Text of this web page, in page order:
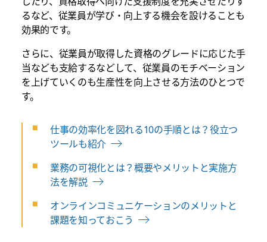
るなど、従業員が学び・向上する機会を設けることも
効果的です。
さらに、従業員が取得した資格のグレードに応じた手
当なども支給するなどして、従業員のモチベーション
を上げていくのも生産性を向上させる方法のひとつで
す。
仕事の効率化を図れる10の手順とは？役立つ
ツールも紹介
業務の可視化とは？概要やメリットと実施方
法を解説
オンラインコミュニケーションのメリットと
課題を知っておこう